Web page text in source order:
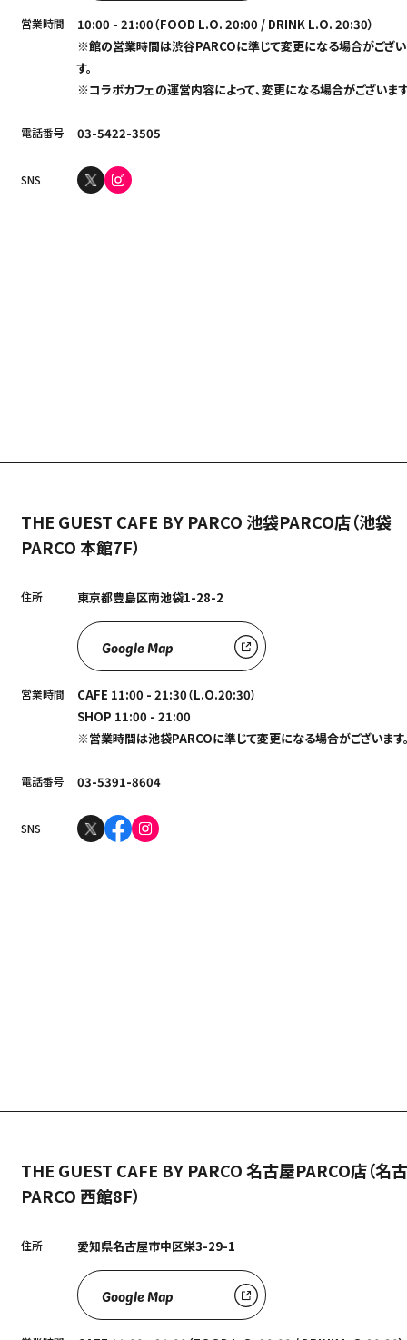
営業時間
10:00 - 21:00（FOOD L.O. 20:00 / DRINK L.O. 20:30）
※館の営業時間は渋谷PARCOに準じて変更になる場合がござ
す。
※コラボカフェの運営内容によって、変更になる場合がございます
電話番号 03-5422-3505
SNS
THE GUEST CAFE BY PARCO 池袋PARCO店（池袋
PARCO 本館7F）
住所 東京都豊島区南池袋1-28-2
Google Map
営業時間
CAFE 11:00 - 21:30（L.O.20:30）
SHOP 11:00 - 21:00
※営業時間は池袋PARCOに準じて変更になる場合がございます
電話番号 03-5391-8604
SNS
THE GUEST CAFE BY PARCO 名古屋PARCO店（名
PARCO 西館8F）
住所 愛知県名古屋市中区栄3-29-1
Google Map